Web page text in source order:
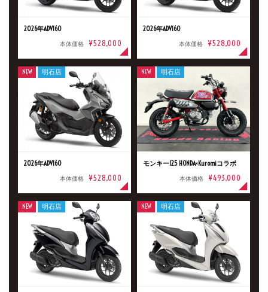
2026年ADV160
本体価格 ¥528,000
2026年ADV160
本体価格 ¥528,000
2026年ADV160
本体価格 ¥528,000
NEW 明石店
モンキー125 HONDA×Kuromiコラボ
本体価格 ¥493,000
NEW 明石店
NEW 明石店 NEW 明石店
明石店
タイプ
メーカー
価格